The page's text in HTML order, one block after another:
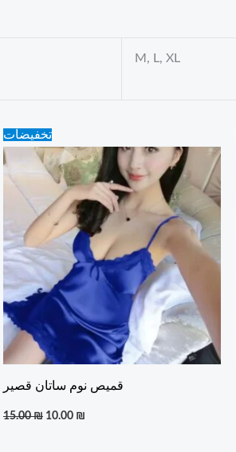
M, L, XL
تخفيضات
قميص نوم ساتان قصير
15.00₪
Original
price
was:
15.00 ₪.
10.00 ₪
price
is:
10.00 ₪.